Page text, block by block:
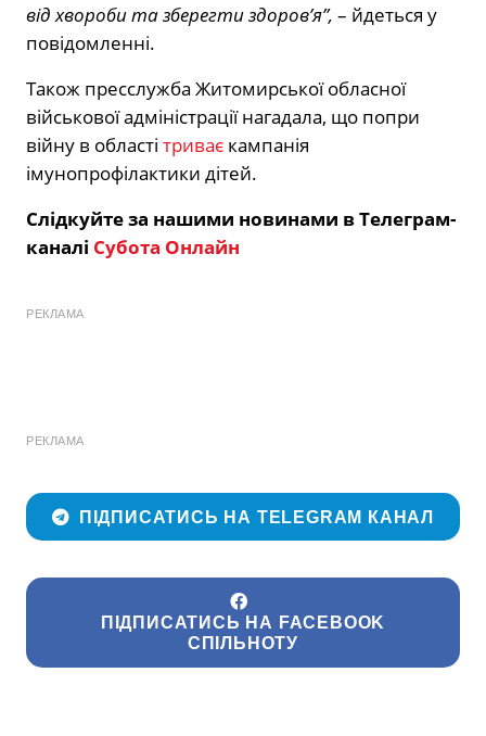
від хвороби та зберегти здоров’я”, – йдеться у
повідомленні.
Також пресслужба Житомирської обласної
військової адміністрації нагадала, що попри
війну в області триває кампанія
імунопрофілактики дітей.
Слідкуйте за нашими новинами в Телеграм-
каналі Субота Онлайн
РЕКЛАМА
РЕКЛАМА
ПІДПИСАТИСЬ НА TELEGRAM КАНАЛ
ПІДПИСАТИСЬ НА FACEBOOK
СПІЛЬНОТУ